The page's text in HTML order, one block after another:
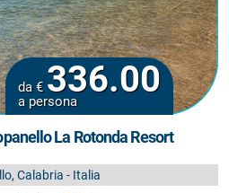
da € 336.00
a persona
La Rotonda Resort
Calabria - Italia